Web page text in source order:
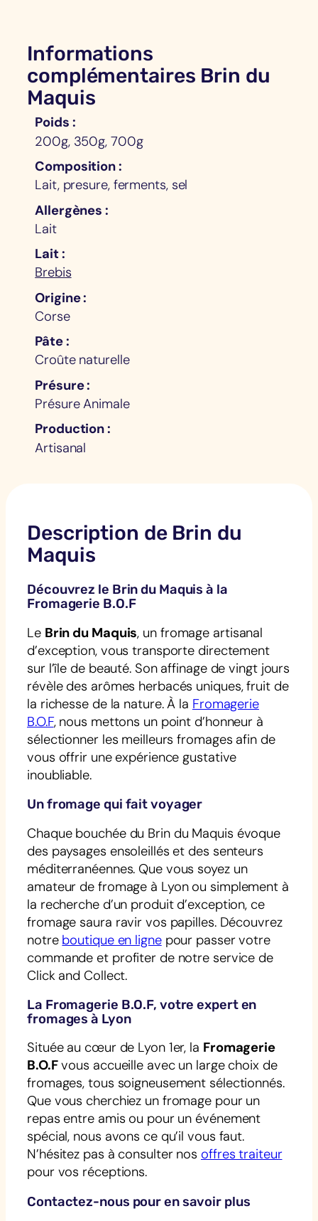
Informations
complémentaires Brin du
Maquis
Poids
200g, 350g, 700g
Composition
Lait, presure, ferments, sel
Allergènes
Lait
Lait
Brebis
Origine
Corse
Pâte
Croûte naturelle
Présure
Présure Animale
Production
Artisanal
Description de Brin du
Maquis
Découvrez le Brin du Maquis à la
Fromagerie B.O.F
Le Brin du Maquis, un fromage artisanal
d’exception, vous transporte directement
sur l’île de beauté. Son affinage de vingt jours
révèle des arômes herbacés uniques, fruit de
la richesse de la nature. À la Fromagerie
B.O.F, nous mettons un point d’honneur à
sélectionner les meilleurs fromages afin de
vous offrir une expérience gustative
inoubliable.
Un fromage qui fait voyager
Chaque bouchée du Brin du Maquis évoque
des paysages ensoleillés et des senteurs
méditerranéennes. Que vous soyez un
amateur de fromage à Lyon ou simplement à
la recherche d’un produit d’exception, ce
fromage saura ravir vos papilles. Découvrez
notre boutique en lignepour passer votre
commande et profiter de notre service de
Click and Collect.
La Fromagerie B.O.F, votre expert en
fromages à Lyon
Située au cœur de Lyon 1er, la Fromagerie
B.O.Fvous accueille avec un large choix de
fromages, tous soigneusement sélectionnés.
Que vous cherchiez un fromage pour un
repas entre amis ou pour un événement
spécial, nous avons ce qu’il vous faut.
N’hésitez pas à consulter nos offres traiteur
pour vos réceptions.
Contactez-nous pour en savoir plus